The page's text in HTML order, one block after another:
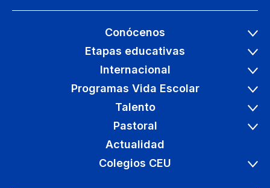
Conócenos
Etapas educativas
Internacional
Programas Vida Escolar
Talento
Pastoral
Actualidad
Colegios CEU